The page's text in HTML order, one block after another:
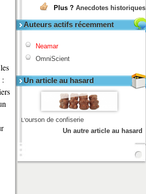
Plus ? Anecdotes historiques
Auteurs actifs récemment
Neamar
OmniScient
Un article au hasard
L'ourson de confiserie
Un autre article au hasard
: